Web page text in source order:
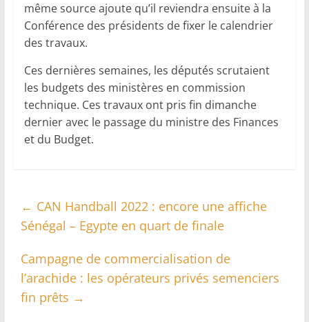
même source ajoute qu’il reviendra ensuite à la
Conférence des présidents de fixer le calendrier
des travaux.
Ces dernières semaines, les députés scrutaient
les budgets des ministères en commission
technique. Ces travaux ont pris fin dimanche
dernier avec le passage du ministre des Finances
et du Budget.
← CAN Handball 2022 : encore une affiche
Sénégal – Egypte en quart de finale
Campagne de commercialisation de
l’arachide : les opérateurs privés semenciers
fin prêts →